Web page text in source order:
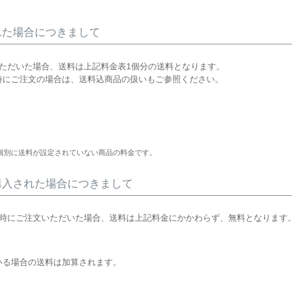
場合につきまして
だいた場合、送料は上記料金表1個分の送料となります。
ご注文の場合は、送料込商品の扱いもご参照ください。
に送料が設定されていない商品の料金です。
された場合につきまして
にご注文いただいた場合、送料は上記料金にかかわらず、無料となります。
場合の送料は加算されます。